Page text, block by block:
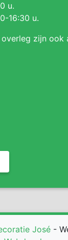
u.
16:30 u.
zijn ook
José-